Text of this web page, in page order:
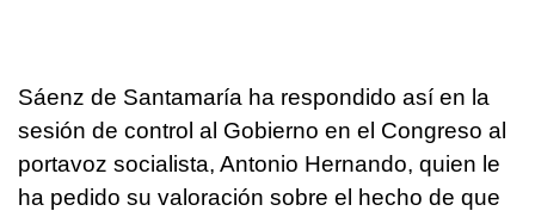
Sáenz de Santamaría ha respondido así en la
sesión de control al Gobierno en el Congreso al
portavoz socialista, Antonio Hernando, quien le
ha pedido su valoración sobre el hecho de que